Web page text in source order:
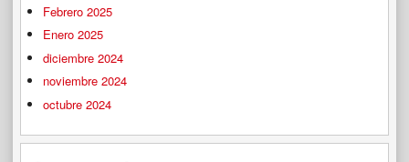
Febrero 2025
Enero 2025
diciembre 2024
noviembre 2024
octubre 2024